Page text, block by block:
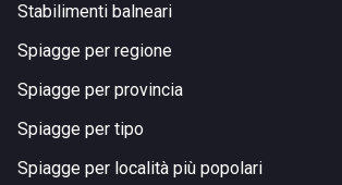
Stabilimenti balneari
Spiagge per regione
Spiagge per provincia
Spiagge per tipo
Spiagge per località più popolari